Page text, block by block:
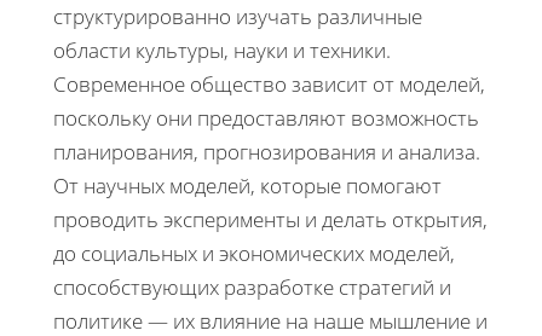
структурированно изучать различные
области культуры, науки и техники.
Современное общество зависит от моделей,
поскольку они предоставляют возможность
планирования, прогнозирования и анализа.
От научных моделей, которые помогают
проводить эксперименты и делать открытия,
до социальных и экономических моделей,
способствующих разработке стратегий и
политике — их влияние на наше мышление и